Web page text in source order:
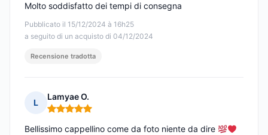
Pubblicato il 15/12/2024 à 16h25
a seguito di un acquisto di 04/12/2024
Molto soddisfatto dei tempi di consegna
Recensione tradotta
L
Lamyae O.
Nota: 5 su 5
Bellissimo cappellino come da foto niente da dire